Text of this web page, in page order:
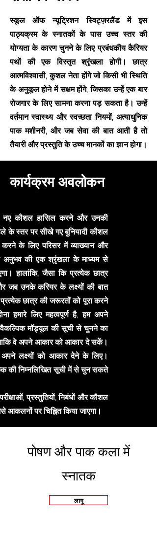
स्कूल ऑफ न्यूट्रिशन स्विट्ज़रलैंड में इस
पाठ्यक्रम के स्नातकों के पास उच्च स्तर की
योग्यता के कारण चुनने के लिए प्रबंधकीय कैरियर
पथों की एक विस्तृत श्रृंखला होगी। छात्र
आत्मविश्वासी, कुशल नेता होंगे जो किसी भी स्थिति
के अनुकूल होने में सक्षम होंगे, जिसका उन्हें एक बार
रोजगार के लिए सामना करना पड़ सकता है। उन्हें
वर्तमान स्वास्थ्य और स्वच्छता नियमों, अत्याधुनिक
पाक मशीनरी, और जब सेवा की बात आती है तो
तैयारी और प्रस्तुति के उच्च मानकों का ज्ञान होगा।
कार्यक्रम अवलोकन
नए कौशल हासिल करने और उनकी
के स्तर पर सीखे गए बुनियादी कौशल
करने के लिए परिसर में व्याख्यान और
अनुभव की एक श्रृंखला के माध्यम से
हालांकि, जैसा कि प्रत्येक छात्र
जब उनके करियर के लक्ष्यों की बात
छात्र की जरूरतों को पूरा करने
हमारे लिए महत्वपूर्ण है, हम अपने
वैकल्पिक मॉड्यूल की सूची से चुनने का
वे अपने आकार को आकार दे सकें।
अपने लक्ष्यों को आकार देने के लिए।
की निम्नलिखित सूची में से चुन सकते
प्रस्तुतियों, निबंधों और कौशल
पर चिह्नित किया जाएगा।
पोषण और पाक कला में
स्नातक
लागू